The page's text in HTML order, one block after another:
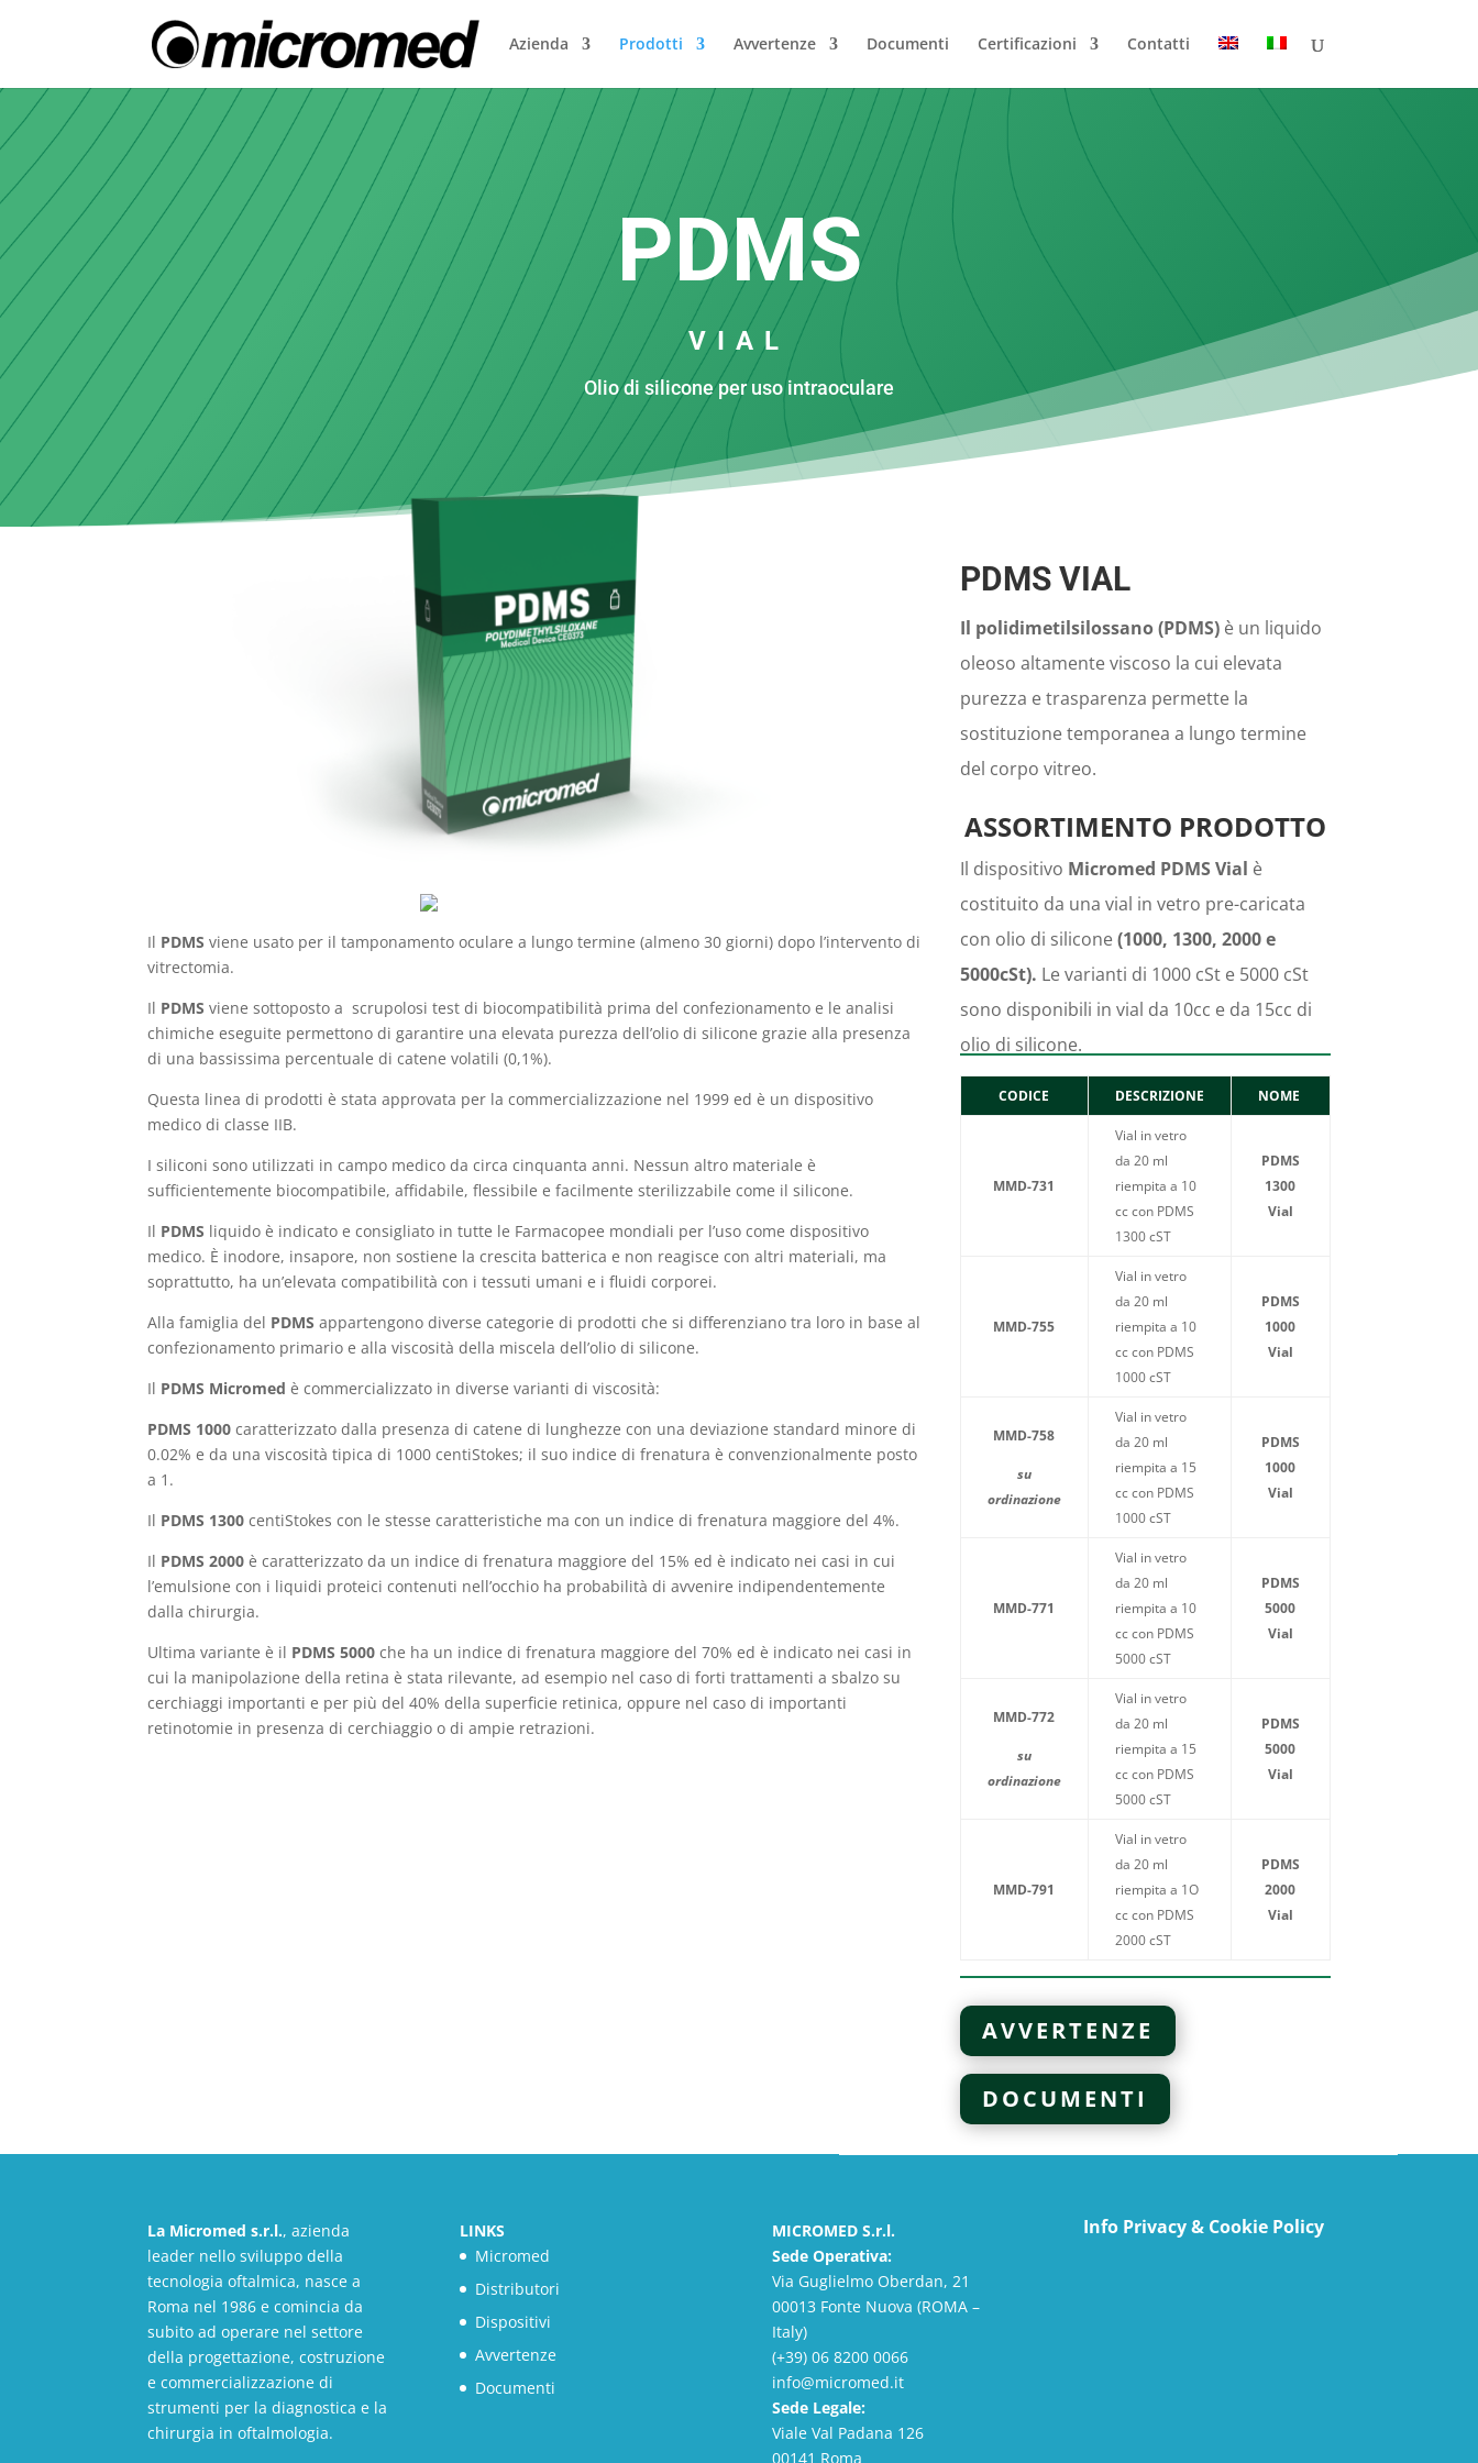
Azienda Prodotti Avvertenze Documenti Certificazioni Contatti
PDMS
VIAL
Olio di silicone per uso intraoculare
Il PDMS viene usato per il tamponamento oculare a lungo termine (almeno 30 giorni) dopo l’intervento di
vitrectomia.
Il PDMS viene sottoposto a scrupolosi test di biocompatibilità prima del confezionamento e le analisi
chimiche eseguite permettono di garantire una elevata purezza dell’olio di silicone grazie alla presenza
di una bassissima percentuale di catene volatili (0,1%).
Questa linea di prodotti è stata approvata per la commercializzazione nel 1999 ed è un dispositivo
medico di classe IIB.
I siliconi sono utilizzati in campo medico da circa cinquanta anni. Nessun altro materiale è
sufficientemente biocompatibile, affidabile, flessibile e facilmente sterilizzabile come il silicone.
Il PDMS liquido è indicato e consigliato in tutte le Farmacopee mondiali per l’uso come dispositivo
medico. È inodore, insapore, non sostiene la crescita batterica e non reagisce con altri materiali, ma
soprattutto, ha un’elevata compatibilità con i tessuti umani e i fluidi corporei.
Alla famiglia del PDMS appartengono diverse categorie di prodotti che si differenziano tra loro in base al
confezionamento primario e alla viscosità della miscela dell’olio di silicone.
Il PDMS Micromed è commercializzato in diverse varianti di viscosità:
PDMS 1000 caratterizzato dalla presenza di catene di lunghezze con una deviazione standard minore di
0.02% e da una viscosità tipica di 1000 centiStokes; il suo indice di frenatura è convenzionalmente posto
a 1.
Il PDMS 1300 centiStokes con le stesse caratteristiche ma con un indice di frenatura maggiore del 4%.
Il PDMS 2000 è caratterizzato da un indice di frenatura maggiore del 15% ed è indicato nei casi in cui
l’emulsione con i liquidi proteici contenuti nell’occhio ha probabilità di avvenire indipendentemente
dalla chirurgia.
Ultima variante è il PDMS 5000 che ha un indice di frenatura maggiore del 70% ed è indicato nei casi in
cui la manipolazione della retina è stata rilevante, ad esempio nel caso di forti trattamenti a sbalzo su
cerchiaggi importanti e per più del 40% della superficie retinica, oppure nel caso di importanti
retinotomie in presenza di cerchiaggio o di ampie retrazioni.
PDMS VIAL
Il polidimetilsilossano (PDMS)è un liquido
oleoso altamente viscoso la cui elevata
purezza e trasparenza permette la
sostituzione temporanea a lungo termine
del corpo vitreo.
ASSORTIMENTO PRODOTTO
Il dispositivo Micromed PDMS Vial è
costituito da una vial in vetro pre-caricata
con olio di silicone(1000, 1300, 2000 e
5000cSt). Le varianti di 1000 cSt e 5000 cSt
sono disponibili in vial da 10cc e da 15cc di
olio di silicone.
CODICE DESCRIZIONE NOME
MMD-731
Vial in vetro
da 20 ml
riempita a 10
cc con PDMS
1300 cST
PDMS
1300
Vial
MMD-755
Vial in vetro
da 20 ml
riempita a 10
cc con PDMS
1000 cST
PDMS
1000
Vial
MMD-758
su
ordinazione
Vial in vetro
da 20 ml
riempita a 15
cc con PDMS
1000 cST
PDMS
1000
Vial
MMD-771
Vial in vetro
da 20 ml
riempita a 10
cc con PDMS
5000 cST
PDMS
5000
Vial
MMD-772
su
ordinazione
Vial in vetro
da 20 ml
riempita a 15
cc con PDMS
5000 cST
PDMS
5000
Vial
MMD-791
Vial in vetro
da 20 ml
riempita a 1O
cc con PDMS
2000 cST
PDMS
2000
Vial
AVVERTENZE
DOCUMENTI
La Micromed s.r.l., azienda
leader nello sviluppo della
tecnologia oftalmica, nasce a
Roma nel 1986 e comincia da
subito ad operare nel settore
della progettazione, costruzione
e commercializzazione di
strumenti per la diagnostica e la
chirurgia in oftalmologia.
LINKS
Micromed
Distributori
Dispositivi
Avvertenze
Documenti
MICROMED S.r.l.
Sede Operativa:
Via Guglielmo Oberdan, 21
00013 Fonte Nuova (ROMA –
Italy)
(+39) 06 8200 0066
info@micromed.it
Sede Legale:
Viale Val Padana 126
00141 Roma
Info Privacy & Cookie Policy